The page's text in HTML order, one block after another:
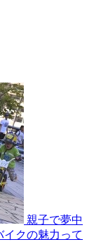
親子で夢中
クの魅力って